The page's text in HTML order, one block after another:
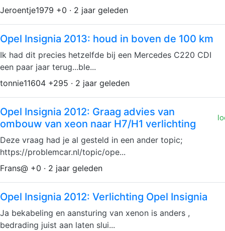
Jeroentje1979 +0 · 2 jaar geleden
Opel Insignia 2013: houd in boven de 100 km
Ik had dit precies hetzelfde bij een Mercedes C220 CDI
een paar jaar terug...ble...
tonnie11604 +295 · 2 jaar geleden
Opel Insignia 2012: Graag advies van
ombouw van xeon naar H7/H1 verlichting
Deze vraag had je al gesteld in een ander topic;
https://problemcar.nl/topic/ope...
Frans@ +0 · 2 jaar geleden
Opel Insignia 2012: Verlichting Opel Insignia
Ja bekabeling en aansturing van xenon is anders ,
bedrading juist aan laten slui...